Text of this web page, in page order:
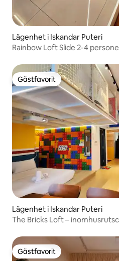
Lägenhet i Iskandar Puteri
Rainbow Loft Slide 2-4
Gästfavorit
Gästfavorit
Lägenhet i Iskandar Puteri
The Bricks Loft –
Gästfavorit
Gästfavorit